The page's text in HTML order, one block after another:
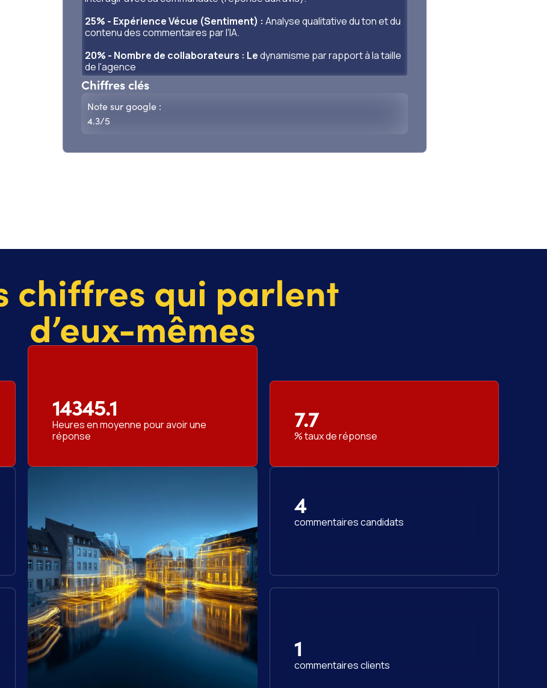
25% - Expérience Vécue (Sentiment) : Analyse qualitative du ton et du
contenu des commentaires par l'IA.
20% - Nombre de collaborateurs : Ledynamisme par rapport à la taille
de l'agence
Chiffres clés
Note sur google :
4.3/5
chiffres qui parlent
d’eux-mêmes
14345.1
Heures en moyenne pour avoir une
réponse
7.7
% taux de réponse
4
commentaires candidats
1
commentaires clients